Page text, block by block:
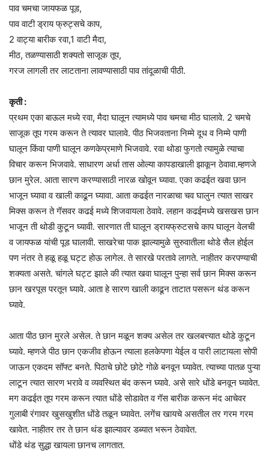
पाव चमचा जायफळ पूड,
पाव वाटी ड्राय फ्रुट्सचे काप,
2 वाट्या बारीक रवा,1 वाटी मैदा,
मीठ, तळण्यासाठी शक्यतो साजूक तूप,
गरज लागली तर लाटताना लावण्यासाठी पाव तांदूळाची पीठी.
कृती :
प्रथम एका बाऊल मध्ये रवा, मैदा घालून त्यामध्ये पाव चमचा मीठ घालावे. 2 चमचे
साजूक तूप गरम करून ते त्यावर घालावे. पीठ भिजवताना निम्मे दूध व निम्मे पाणी
घालून किंवा पाणी घालून कणकेप्रमाणे भिजवावे. रवा थोडा फुगतो त्यामुळे त्याचा
विचार करून भिजवावे. साधारण अर्धा तास ओल्या कापडाखाली झाकून ठेवावा.म्हणजे
छान मुरेल. आता सारण करण्यासाठी नारळ खोवून घ्यावा. एका कढईत खवा छान
भाजून घ्यावा व खाली काढून घ्यावा. आता कढईत नारळाचा चव घालुन त्यात साखर
मिक्स करून ते गॅसवर कढई मध्ये शिजवायला ठेवावे. लहान कढईमध्ये खसखस छान
भाजून ती थोडी कुटून घ्यावी. सारणात ती घालून ड्रायफ्रुटसचे काप घालून वेलची
व जायफळ यांची पूड घालावी. साखरेचा पाक झाल्यामुळे सुरुवातीला थोडे सैल होईल
पण नंतर ते हळू हळू घट्ट होऊ लागेल. ते सारखे परतावे लागते. नाहीतर करपण्याची
शक्यता असते. चांगले घट्ट झाले की त्यात खवा घालून पुन्हा सर्व छान मिक्स करून
छान खरपूस परतून घ्यावे. आता हे सारण खाली काढून ताटात पसरून थंड करून
घ्यावे.
आता पीठ छान मुरले असेल. ते छान मळून शक्य असेल तर खलबत्त्यात थोडे कुटून
घ्यावे. म्हणजे पीठ छान एकजीव होऊन त्याला हलकेपणा येईल व पारी लाटायला सोपी
जाऊन एकदम सॉफ्ट बनते. पिठाचे छोटे छोटे गोळे बनवून घ्यावेत. त्याच्या पातळ पुऱ्या
लाटून त्यात सारण भरावे व व्यवस्थित बंद करून घ्यावे. असे सारे धोंडे बनवून घ्यावेत.
मग कढईत तूप गरम करून त्यात धोंडे सोडावेत व गॅस बारीक करून मंद आचेवर
गुलाबी रंगावर खुसखुशीत धोंडे तळून घ्यावेत. लगेंच खायचे असतील तर गरम गरम
खावेत. नाहीतर तर ते छान थंड झाल्यावर डब्यात भरून ठेवावेत.
धोंडे थंड सुद्धा खायला छानच लागतात.